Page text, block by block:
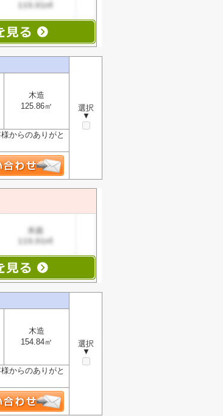
選択
▼
木造
125.86㎡
からのありがと
選択
▼
木造
154.84㎡
からのありがと